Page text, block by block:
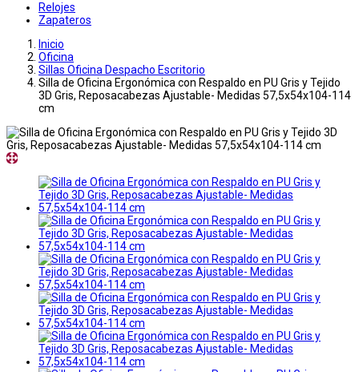
Relojes
Zapateros
Inicio
Oficina
Sillas Oficina Despacho Escritorio
Silla de Oficina Ergonómica con Respaldo en PU Gris y Tejido
3D Gris, Reposacabezas Ajustable- Medidas 57,5x54x104-114
cm